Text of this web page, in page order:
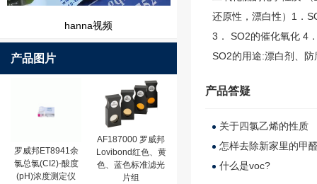
hanna视频
产品图片
罗威邦ET8941余
氯总氯(CI2)-酸度
(pH)浓度测定仪
AF187000 罗威邦
Lovibond红色、黄
色、蓝色标准滤光
片组
还原性，漂白性）1．
3． SO2的催化氧化 4
SO2的用途:漂白剂、
产品答疑
关于四氯乙烯的性质
怎样去除新家里的甲
什么是voc?